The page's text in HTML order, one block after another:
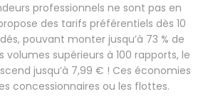
professionnels ne sont pas en
des tarifs préférentiels dès 10
pouvant monter jusqu’à 73 % de
volumes supérieurs à 100 rapports, le
jusqu’à 7,99 € ! Ces économies
concessionnaires ou les flottes.